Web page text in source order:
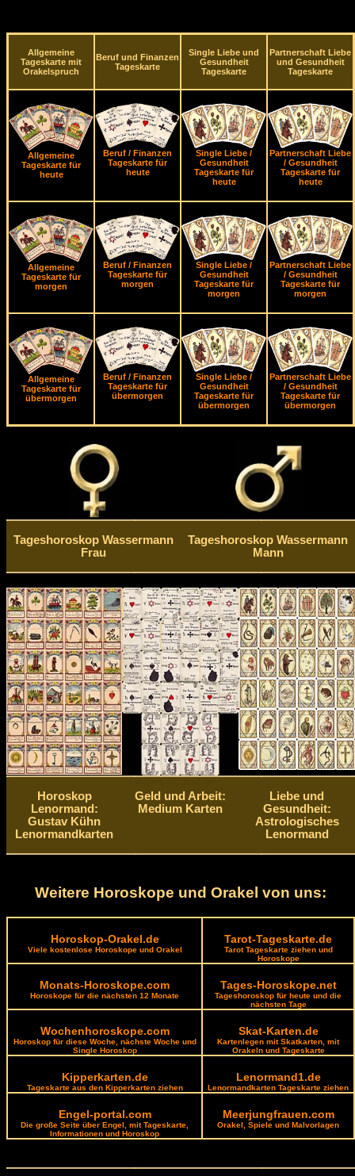
Allgemeine
Tageskarte mit
Orakelspruch
Beruf und Finanzen
Tageskarte
Single Liebe und
Gesundheit
Tageskarte
Partnerschaft Liebe
und Gesundheit
Tageskarte
Allgemeine
Tageskarte für
heute
Beruf / Finanzen
Tageskarte für
heute
Single Liebe /
Gesundheit
Tageskarte für
heute
Partnerschaft Liebe
/ Gesundheit
Tageskarte für
heute
Allgemeine
Tageskarte für
morgen
Beruf / Finanzen
Tageskarte für
morgen
Single Liebe /
Gesundheit
Tageskarte für
morgen
Partnerschaft Liebe
/ Gesundheit
Tageskarte für
morgen
Allgemeine
Tageskarte für
übermorgen
Beruf / Finanzen
Tageskarte für
übermorgen
Single Liebe /
Gesundheit
Tageskarte für
übermorgen
Partnerschaft Liebe
/ Gesundheit
Tageskarte für
übermorgen
Tageshoroskop Wassermann
Frau
Tageshoroskop Wassermann
Mann
Horoskop
Lenormand:
Gustav Kühn
Lenormandkarten
Geld und Arbeit:
Medium Karten
Liebe und
Gesundheit:
Astrologisches
Lenormand
Weitere Horoskope und Orakel von uns:
Horoskop-Orakel.de
Viele kostenlose Horoskope und Orakel
Tarot-Tageskarte.de
Tarot Tageskarte ziehen und
Horoskope
Monats-Horoskope.com
Horoskope für die nächsten 12 Monate
Tages-Horoskope.net
Tageshoroskop für heute und die
nächsten Tage
Wochenhoroskope.com
Horoskop für diese Woche, nächste Woche und
Single Horoskop
Skat-Karten.de
Kartenlegen mit Skatkarten, mit
Orakeln und Tageskarte
Kipperkarten.de
Tageskarte aus den Kipperkarten ziehen
Lenormand1.de
Lenormandkarten Tageskarte ziehen
Engel-portal.com
Die große Seite über Engel, mit Tageskarte,
Informationen und Horoskop
Meerjungfrauen.com
Orakel, Spiele und Malvorlagen